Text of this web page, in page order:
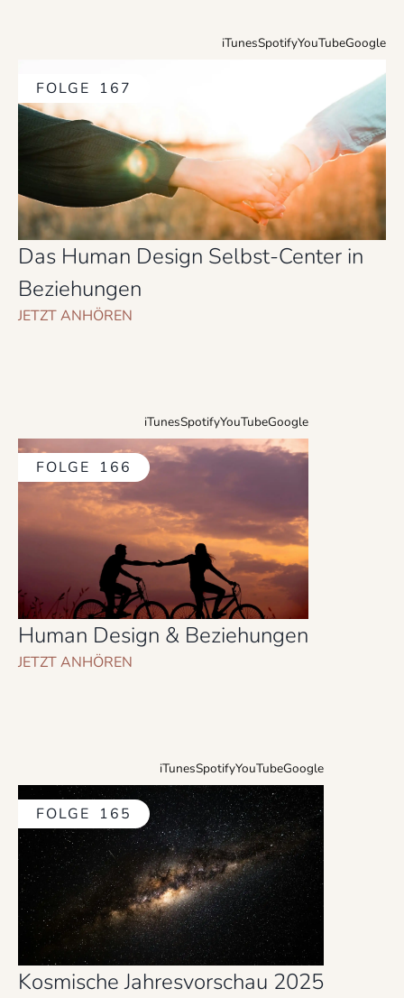
iTunesSpotifyYouTubeGoogle
FOLGE 167
Das Human Design Selbst-Center in
Beziehungen
JETZT ANHÖREN
iTunesSpotifyYouTubeGoogle
FOLGE 166
Human Design & Beziehungen
JETZT ANHÖREN
iTunesSpotifyYouTubeGoogle
FOLGE 165
Kosmische Jahresvorschau 2025